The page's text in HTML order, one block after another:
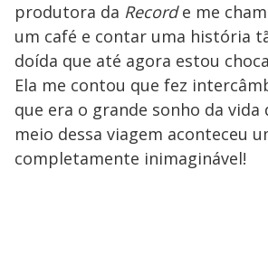
produtora da Recorde me
um café e contar uma história
doída que até agora estou
Ela me contou que fez
que era o grande sonho da vida
meio dessa viagem aconteceu
completamente inimaginável!